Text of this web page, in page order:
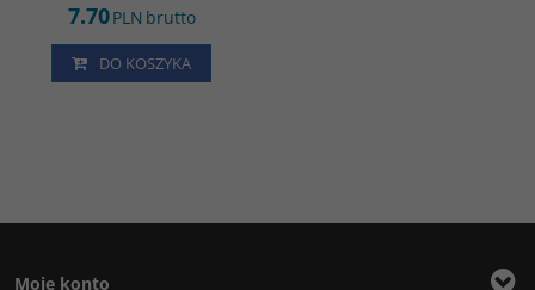
7.70PLN brutto
DO KOSZYKA
Moje konto